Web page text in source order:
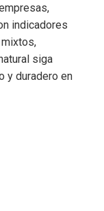
indicadores
siga
y duradero en